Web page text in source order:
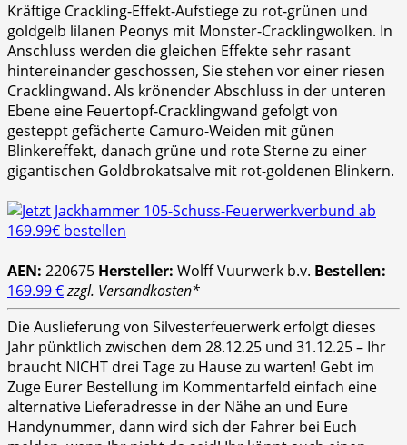
Kräftige Crackling-Effekt-Aufstiege zu rot-grünen und
goldgelb lilanen Peonys mit Monster-Cracklingwolken. In
Anschluss werden die gleichen Effekte sehr rasant
hintereinander geschossen, Sie stehen vor einer riesen
Cracklingwand. Als krönender Abschluss in der unteren
Ebene eine Feuertopf-Cracklingwand gefolgt von
gesteppt gefächerte Camuro-Weiden mit günen
Blinkereffekt, danach grüne und rote Sterne zu einer
gigantischen Goldbrokatsalve mit rot-goldenen Blinkern.
AEN: 220675 Hersteller: Wolff Vuurwerk b.v. Bestellen:
169.99 €zzgl. Versandkosten*
Die Auslieferung von Silvesterfeuerwerk erfolgt dieses
Jahr pünktlich zwischen dem 28.12.25 und 31.12.25 – Ihr
braucht NICHT drei Tage zu Hause zu warten! Gebt im
Zuge Eurer Bestellung im Kommentarfeld einfach eine
alternative Lieferadresse in der Nähe an und Eure
Handynummer, dann wird sich der Fahrer bei Euch